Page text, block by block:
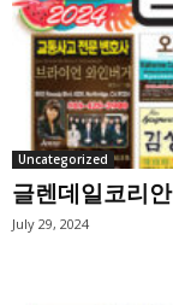
Uncategorized
글렌데일코리
July 29, 2024